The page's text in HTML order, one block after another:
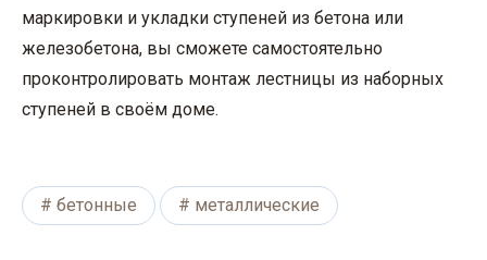
маркировки и укладки ступеней из бетона или
железобетона, вы сможете самостоятельно
проконтролировать монтаж лестницы из наборных
ступеней в своём доме.
бетонные металлические